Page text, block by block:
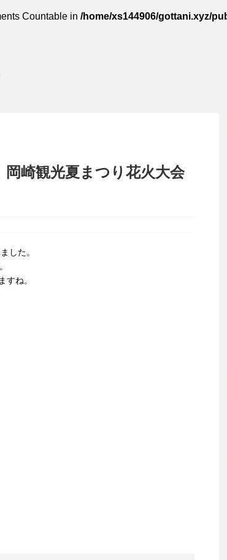
Countable in /home/xs144906/gottani.xyz/
岡崎観光夏まつり花火大会
した。
すね。